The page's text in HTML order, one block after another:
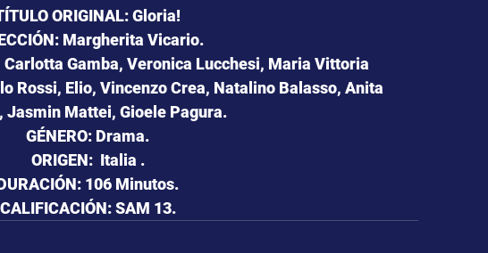
ORIGINAL: Gloria!
Margherita Vicario.
Carlotta Gamba, Veronica Lucchesi, Maria Vittoria
Rossi, Elio, Vincenzo Crea, Natalino Balasso, Anita
Jasmin Mattei, Gioele Pagura.
GÉNERO: Drama.
ORIGEN:  Italia .
106 Minutos.
CALIFICACIÓN: SAM 13.